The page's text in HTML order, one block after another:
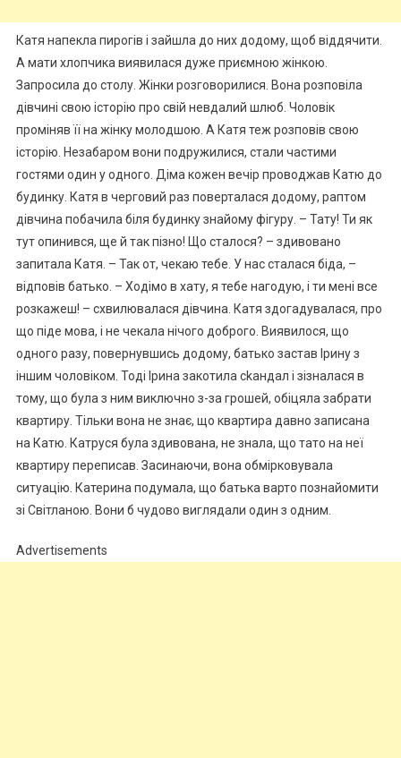
Катя напекла пирогів і зайшла до них додому, щоб віддячити.
А мати хлопчика виявилася дуже приємною жінкою.
Запросила до столу. Жінки розговорилися. Вона розповіла
дівчині свою історію про свій невдалий шлюб. Чоловік
проміняв її на жінку молодшою. А Катя теж розповів свою
історію. Незабаром вони подружилися, стали частими
гостями один у одного. Діма кожен вечір проводжав Катю до
будинку. Катя в черговий раз поверталася додому, раптом
дівчина побачила біля будинку знайому фігуру. – Тату! Ти як
тут опинився, ще й так пізно! Що сталося? – здивовано
запитала Катя. – Так от, чекаю тебе. У нас сталася біда, –
відповів батько. – Ходімо в хату, я тебе нагодую, і ти мені все
розкажеш! – схвилювалася дівчина. Катя здогадувалася, про
що піде мова, і не чекала нічого доброго. Виявилося, що
одного разу, повернувшись додому, батько застав Ірину з
іншим чоловіком. Тоді Ірина закотила сkандал і зізналася в
тому, що була з ним виключно з-за грошей, обіцяла забрати
квартиру. Тільки вона не знає, що квартира давно записана
на Катю. Катруся була здивована, не знала, що тато на неї
квартиру переписав. Засинаючи, вона обмірковувала
ситуацію. Катерина подумала, що батька варто познайомити
зі Світланою. Вони б чудово виглядали один з одним.
Advertisements